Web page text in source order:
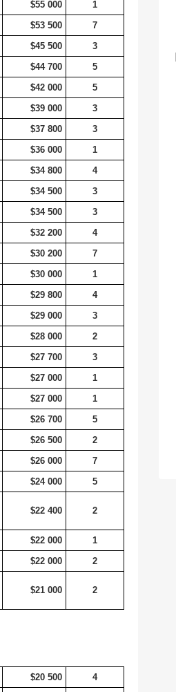
$55 000
1
$53 500
7
$45 500
3
$44 700
5
$42 000
5
$39 000
3
$37 800
3
$36 000
1
$34 800
4
$34 500
3
$34 500
3
$32 200
4
$30 200
7
$30 000
1
$29 800
4
$29 000
3
$28 000
2
$27 700
3
$27 000
1
$27 000
1
$26 700
5
$26 500
2
$26 000
7
$24 000 5
$22 400 2
$22 000
1
$22 000 2
$21 000 2
$20 500
4